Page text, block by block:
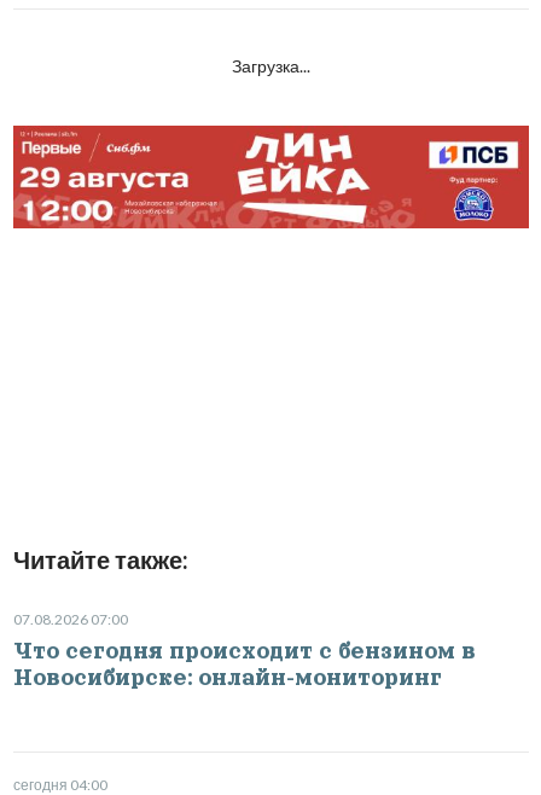
Загрузка...
Читайте также:
07.08.2026 07:00
Что сегодня происходит с бензином в
Новосибирске: онлайн-мониторинг
сегодня 04:00